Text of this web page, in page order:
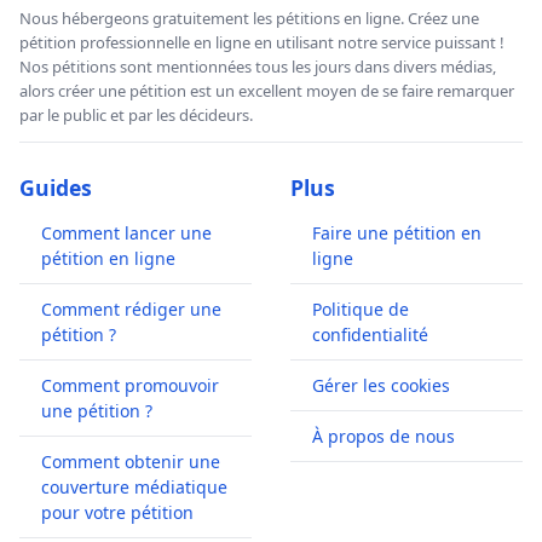
d'être présents, samedi 7 décembre à la Porte de
Versailles.Plusieurs partis ont déjà déclaré qu’ils soutiendront cette
action, à savoir le Groupe des Verts, le candidat “libre” Cédric Villani, le
“ Groupe 100% Paris ” (3ème groupe le plus important au Conseil de
Paris après les Socialistes, puis “Les Républicains et Indépendants”
marquer un tournant dans la campagne des municipales.
Le décret du 12 février
2019 prive d’appel les
associations qui attaqu
le permis de
construire
Laloi JOaccélère les procédures pour les"constructions... situées
à proximité immédiate d'un site nécessaire à la préparation, à
l'organisation ou au déroulement des
à affecter les conditions de desserte, d'accès, de sécurité ou
Nous hébergeons gratuitement les pétitions en ligne. Créez une
pétition professionnelle en ligne en utilisant notre service puissant !
Nos pétitions sont mentionnées tous les jours dans divers médias,
alors créer une pétition est un excellent moyen de se faire remarquer
par le public et par les décideurs.
Guides
Comment lancer une
pétition en ligne
Comment rédiger une
pétition ?
Comment promouvoir
une pétition ?
Comment obtenir une
couverture médiatique
pour votre pétition
Plus
Faire une pétition en
ligne
Politique de
confidentialité
Gérer les cookies
À propos de nous